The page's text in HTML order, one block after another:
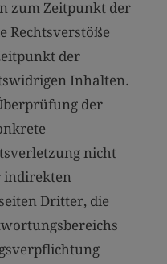
zum Zeitpunkt der
Rechtsverstöße
der
Inhalten.
der
nicht
indirekten
Dritter, die